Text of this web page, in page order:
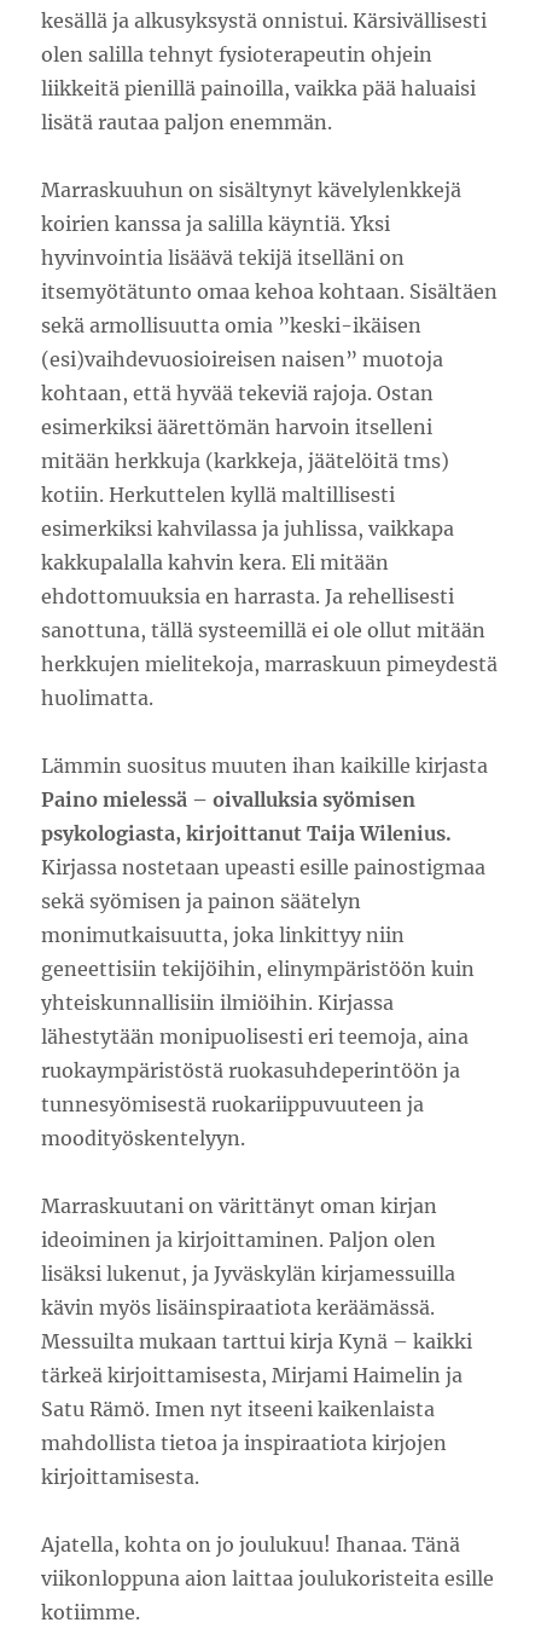
kesällä ja alkusyksystä onnistui. Kärsivällisesti
olen salilla tehnyt fysioterapeutin ohjein
liikkeitä pienillä painoilla, vaikka pää haluaisi
lisätä rautaa paljon enemmän.
Marraskuuhun on sisältynyt kävelylenkkejä
koirien kanssa ja salilla käyntiä. Yksi
hyvinvointia lisäävä tekijä itselläni on
itsemyötätunto omaa kehoa kohtaan. Sisältäen
sekä armollisuutta omia ”keski-ikäisen
(esi)vaihdevuosioireisen naisen” muotoja
kohtaan, että hyvää tekeviä rajoja. Ostan
esimerkiksi äärettömän harvoin itselleni
mitään herkkuja (karkkeja, jäätelöitä tms)
kotiin. Herkuttelen kyllä maltillisesti
esimerkiksi kahvilassa ja juhlissa, vaikkapa
kakkupalalla kahvin kera. Eli mitään
ehdottomuuksia en harrasta. Ja rehellisesti
sanottuna, tällä systeemillä ei ole ollut mitään
herkkujen mielitekoja, marraskuun pimeydestä
huolimatta.
Lämmin suositus muuten ihan kaikille kirjasta
Paino mielessä – oivalluksia syömisen
psykologiasta, kirjoittanut Taija Wilenius.
Kirjassa nostetaan upeasti esille painostigmaa
sekä syömisen ja painon säätelyn
monimutkaisuutta, joka linkittyy niin
geneettisiin tekijöihin, elinympäristöön kuin
yhteiskunnallisiin ilmiöihin. Kirjassa
lähestytään monipuolisesti eri teemoja, aina
ruokaympäristöstä ruokasuhdeperintöön ja
tunnesyömisestä ruokariippuvuuteen ja
moodityöskentelyyn.
Marraskuutani on värittänyt oman kirjan
ideoiminen ja kirjoittaminen. Paljon olen
lisäksi lukenut, ja Jyväskylän kirjamessuilla
kävin myös lisäinspiraatiota keräämässä.
Messuilta mukaan tarttui kirja Kynä – kaikki
tärkeä kirjoittamisesta, Mirjami Haimelin ja
Satu Rämö. Imen nyt itseeni kaikenlaista
mahdollista tietoa ja inspiraatiota kirjojen
kirjoittamisesta.
Ajatella, kohta on jo joulukuu! Ihanaa. Tänä
viikonloppuna aion laittaa joulukoristeita esille
kotiimme.